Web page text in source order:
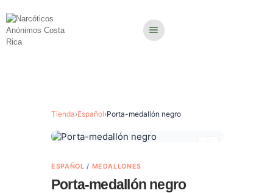
Tienda›Español›Porta-medallón negro
ESPAÑOL / MEDALLONES
Porta-medallón negro